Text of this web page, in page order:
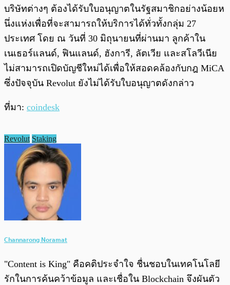
บริษัทต่างๆ ต้องได้รับใบอนุญาตในรัฐสมาชิกอย่างน้อยห
นึ่งแห่งเพื่อที่จะสามารถให้บริการได้ทั่วทั้งกลุ่ม 27
ประเทศ โดย ณ วันที่ 30 มิถุนายนที่ผ่านมา ลูกค้าใน
เนเธอร์แลนด์, ฟินแลนด์, ฮังการี, ลัตเวีย และสโลวีเนีย
ไม่สามารถเปิดบัญชีใหม่ได้เพื่อให้สอดคล้องกับกฎ MiCA
ซึ่งปัจจุบัน Revolut ยังไม่ได้รับใบอนุญาตดังกล่าว
ที่มา: coindesk
Revolut Staking
Channarong Noramat
"Content is King" คือคติประจำใจ ชื่นชอบในเทคโนโลยี
รักในการค้นคว้าข้อมูล และเชื่อใน Blockchain จึงผันตัว